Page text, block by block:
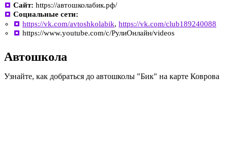
Сайт: https://автошколабик.рф/
Социальные сети:
https://vk.com/avtoshkolabik, https://vk.com/club189240088
https://www.youtube.com/c/РулиОнлайн/videos
Автошкола
Узнайте, как добраться до автошколы "Бик" на карте Коврова